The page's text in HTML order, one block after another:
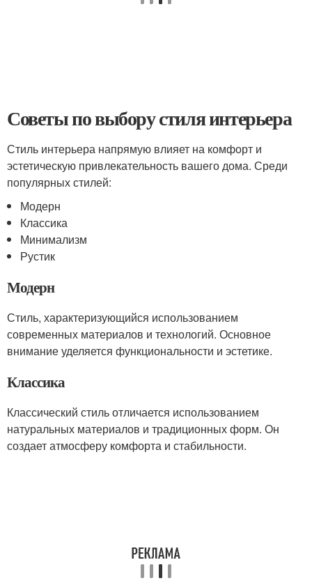
Советы по выбору стиля интерьера
Стиль интерьера напрямую влияет на комфорт и
эстетическую привлекательность вашего дома. Среди
популярных стилей:
Модерн
Классика
Минимализм
Рустик
Модерн
Стиль, характеризующийся использованием
современных материалов и технологий. Основное
внимание уделяется функциональности и эстетике.
Классика
Классический стиль отличается использованием
натуральных материалов и традиционных форм. Он
создает атмосферу комфорта и стабильности.